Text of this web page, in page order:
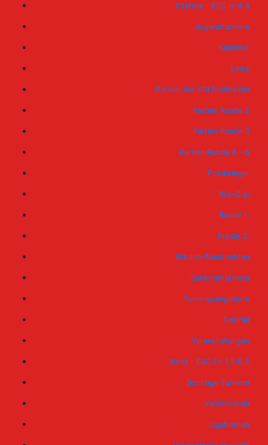
Itzehoe – ESC I= 4:4
Jugendturniere
Kalender
Links
Partien der VM hochladen
Partien Runde 2
Partien Runde 3
Partien Runde 4 – 6
Pokalsieger
Pro-Cup
Runde 1:
Runde 2:
Schach-Nachrichten
Seniorenturniere
Trainingsangebote
Tutorial
Veranstaltungen
Wrist – ESC I = 1,5:6,5
Sonstige Turniere
Vereinsleben
Ligabetrieb